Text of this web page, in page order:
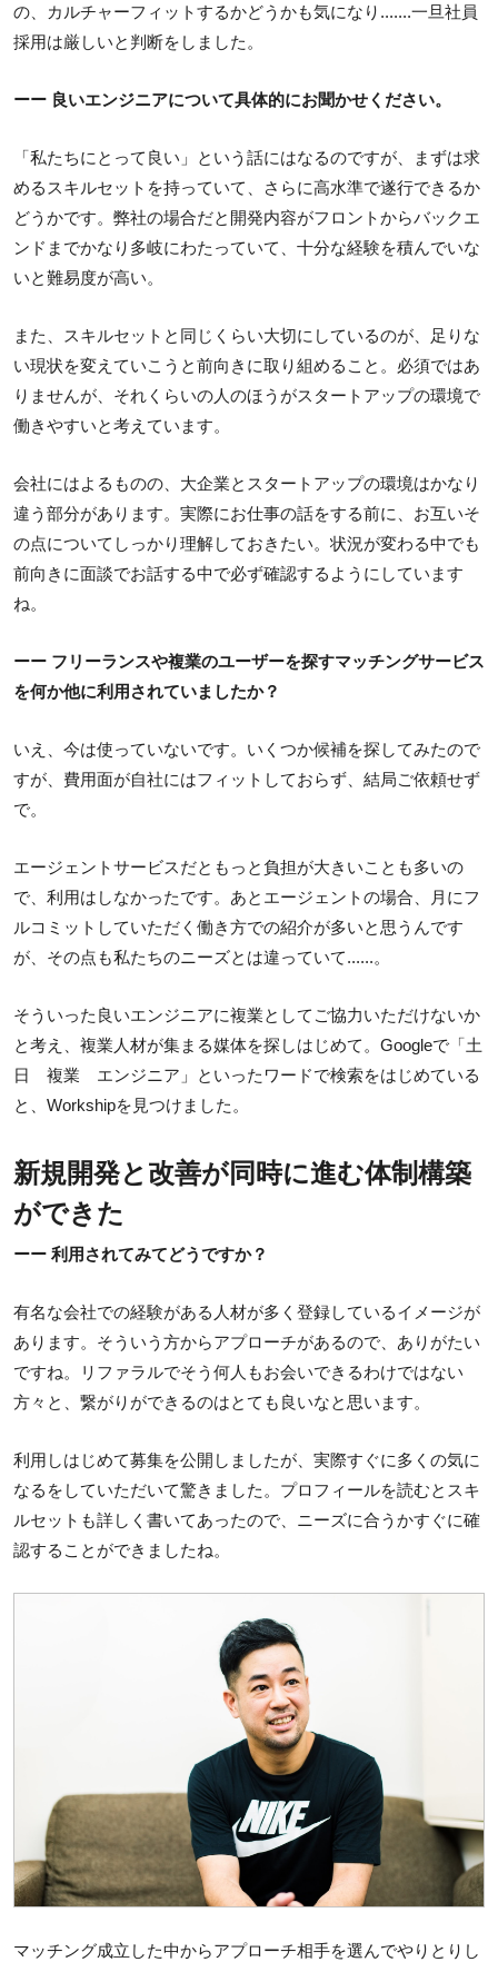
の、カルチャーフィットするかどうかも気になり.......一旦社員
採用は厳しいと判断をしました。
ーー 良いエンジニアについて具体的にお聞かせください。
「私たちにとって良い」という話にはなるのですが、まずは求
めるスキルセットを持っていて、さらに高水準で遂行できるか
どうかです。弊社の場合だと開発内容がフロントからバックエ
ンドまでかなり多岐にわたっていて、十分な経験を積んでいな
いと難易度が高い。
また、スキルセットと同じくらい大切にしているのが、足りな
い現状を変えていこうと前向きに取り組めること。必須ではあ
りませんが、それくらいの人のほうがスタートアップの環境で
働きやすいと考えています。
会社にはよるものの、大企業とスタートアップの環境はかなり
違う部分があります。実際にお仕事の話をする前に、お互いそ
の点についてしっかり理解しておきたい。状況が変わる中でも
前向きに面談でお話する中で必ず確認するようにしています
ね。
ーー フリーランスや複業のユーザーを探すマッチングサービス
を何か他に利用されていましたか？
いえ、今は使っていないです。いくつか候補を探してみたので
すが、費用面が自社にはフィットしておらず、結局ご依頼せず
で。
エージェントサービスだともっと負担が大きいことも多いの
で、利用はしなかったです。あとエージェントの場合、月にフ
ルコミットしていただく働き方での紹介が多いと思うんです
が、その点も私たちのニーズとは違っていて......。
そういった良いエンジニアに複業としてご協力いただけないか
と考え、複業人材が集まる媒体を探しはじめて。Googleで「土
日 複業 エンジニア」といったワードで検索をはじめている
と、Workshipを見つけました。
新規開発と改善が同時に進む体制構築
ができた
ーー 利用されてみてどうですか？
有名な会社での経験がある人材が多く登録しているイメージが
あります。そういう方からアプローチがあるので、ありがたい
ですね。リファラルでそう何人もお会いできるわけではない
方々と、繋がりができるのはとても良いなと思います。
利用しはじめて募集を公開しましたが、実際すぐに多くの気に
なるをしていただいて驚きました。プロフィールを読むとスキ
ルセットも詳しく書いてあったので、ニーズに合うかすぐに確
認することができましたね。
マッチング成立した中からアプローチ相手を選んでやりとりし